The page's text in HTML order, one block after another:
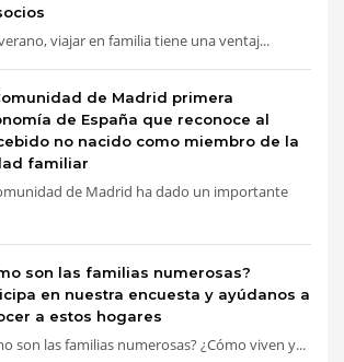
viajar en familia tiene una ventaj...
de Madrid primera
de España que reconoce al
no nacido como miembro de la
familiar
de Madrid ha dado un importante
son las familias numerosas?
en nuestra encuesta y ayúdanos a
a estos hogares
son las familias numerosas? ¿Cómo viven y...